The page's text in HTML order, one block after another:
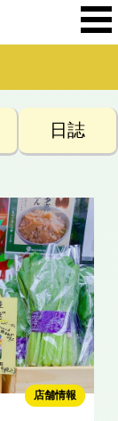
日誌
店舗情報